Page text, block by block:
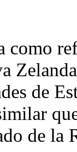
como
de
de la